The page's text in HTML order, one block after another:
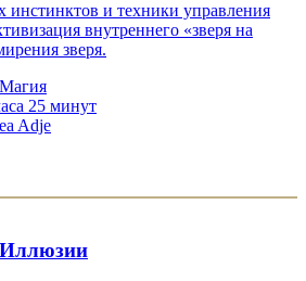
инстинктов и техники управления
внутреннего «зверя на
зверя.
25 минут
Adje